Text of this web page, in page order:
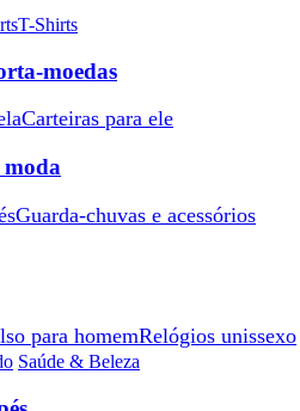
T-Shirts
moedas
Carteiras para ele
moda
Guarda-chuvas e acessórios
para homemRelógios unissexo
Saúde & Beleza